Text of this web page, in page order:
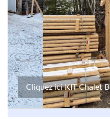
Cliquez ici KIT Chalet